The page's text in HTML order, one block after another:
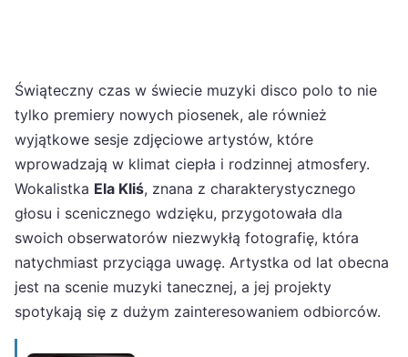
Świąteczny czas w świecie muzyki disco polo to nie
tylko premiery nowych piosenek, ale również
wyjątkowe sesje zdjęciowe artystów, które
wprowadzają w klimat ciepła i rodzinnej atmosfery.
Wokalistka Ela Kliś, znana z charakterystycznego
głosu i scenicznego wdzięku, przygotowała dla
swoich obserwatorów niezwykłą fotografię, która
natychmiast przyciąga uwagę. Artystka od lat obecna
jest na scenie muzyki tanecznej, a jej projekty
spotykają się z dużym zainteresowaniem odbiorców.